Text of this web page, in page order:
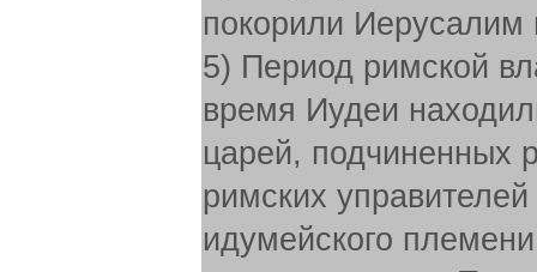
покорили Иерусалим
5) Период римской
время Иудеи
царей, подчиненных
римских
идумейского